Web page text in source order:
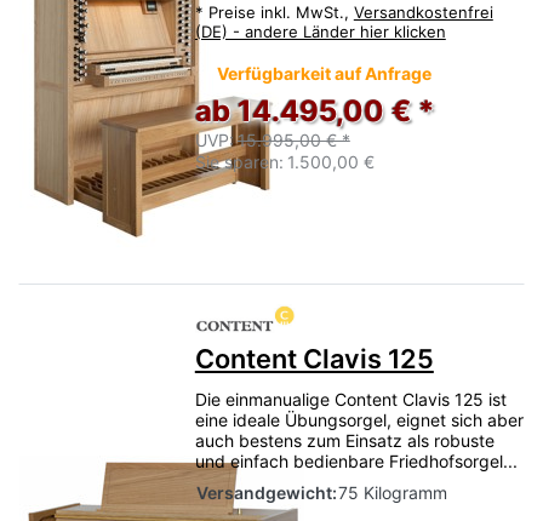
* Preise inkl. MwSt., Versandkostenfrei
(DE) - andere Länder hier klicken
Verfügbarkeit auf Anfrage
ab 14.495,00 € *
UVP:15.995,00 € *
Sie sparen: 1.500,00 €
Content Clavis 125
Die einmanualige Content Clavis 125 ist
eine ideale Übungsorgel, eignet sich aber
auch bestens zum Einsatz als robuste
und einfach bedienbare Friedhofsorgel...
Versandgewicht:75 Kilogramm